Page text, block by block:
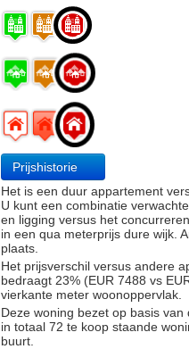
Prijshistorie
Het is een duur appartement
U kunt een combinatie
en ligging versus het
in een qua meterprijs dure wijk.
plaats.
Het prijsverschil versus andere
bedraagt 23% (EUR 7488 vs
vierkante meter woonoppervlak.
Deze woning bezet op basis
in totaal 72 te koop staande
buurt.